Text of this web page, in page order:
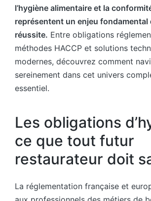
l’hygiène alimentaire et la
représentent un enjeu
réussite. Entre obligations
méthodes HACCP et solutions
modernes, découvrez comment
sereinement dans cet univers
essentiel.
Les obligations
ce que tout futur
restaurateur doit
La réglementation française et